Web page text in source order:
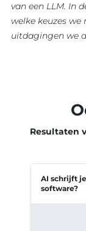
van een LLM. In
welke keuzes
uitdagingen we
Resultaten
AI schrijft
software?